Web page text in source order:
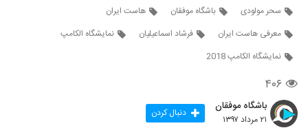
سحر مولودی
باشگاه موفقان
هاست ایران
معرفی هاست ایران
فرشاد اسماعیلیان
نمایشگاه الکامپ
نمایشگاه الکامپ 2018
۴۰۶
باشگاه موفقان
۲۱ مرداد ۱۳۹۷ دنبال کردن